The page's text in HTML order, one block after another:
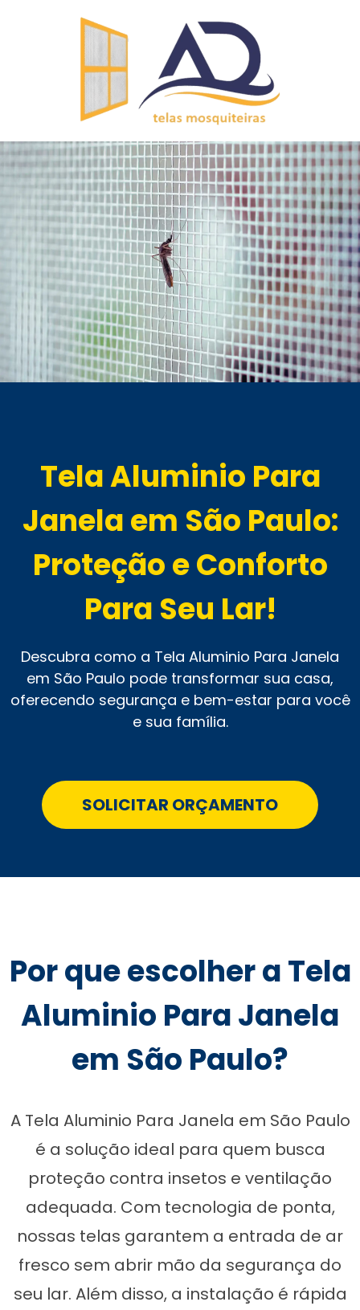
Tela Aluminio Para
Janela em São Paulo:
Proteção e Conforto
Para Seu Lar!
Descubra como a Tela Aluminio Para Janela
em São Paulo pode transformar sua casa,
oferecendo segurança e bem-estar para você
e sua família.
SOLICITAR ORÇAMENTO
Por que escolher a Tela
Aluminio Para Janela
em São Paulo?
A Tela Aluminio Para Janela em São Paulo
é a solução ideal para quem busca
proteção contra insetos e ventilação
adequada. Com tecnologia de ponta,
nossas telas garantem a entrada de ar
fresco sem abrir mão da segurança do
seu lar. Além disso, a instalação é rápida